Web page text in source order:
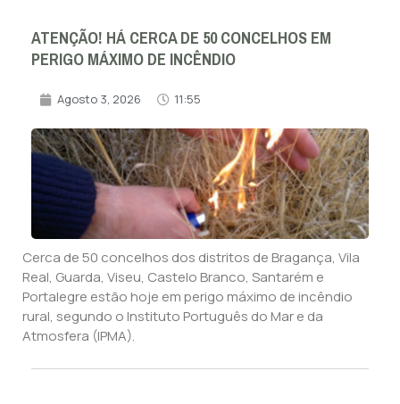
ATENÇÃO! HÁ CERCA DE 50 CONCELHOS EM
PERIGO MÁXIMO DE INCÊNDIO
Agosto 3, 2026 11:55
Cerca de 50 concelhos dos distritos de Bragança, Vila
Real, Guarda, Viseu, Castelo Branco, Santarém e
Portalegre estão hoje em perigo máximo de incêndio
rural, segundo o Instituto Português do Mar e da
Atmosfera (IPMA).